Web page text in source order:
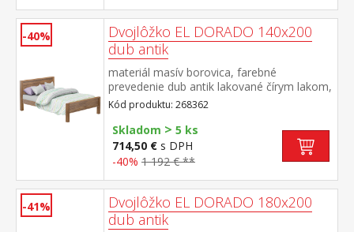
-40%
Dvojlôžko EL DORADO 140x200
dub antik
materiál masív borovica, farebné
prevedenie dub antik lakované čírym lakom,
vlis drevenej štruktúry cena bez roštu a
matraca odporúčaný rozmer matraca 140 ×
200 cm a rošt R3 súčasť zostavy EL
DORADO
Kód produktu: 268362
Skladom > 5 ks
714,50 € s DPH
-40% 1 192 € **
-41%
Dvojlôžko EL DORADO 180x200
dub antik